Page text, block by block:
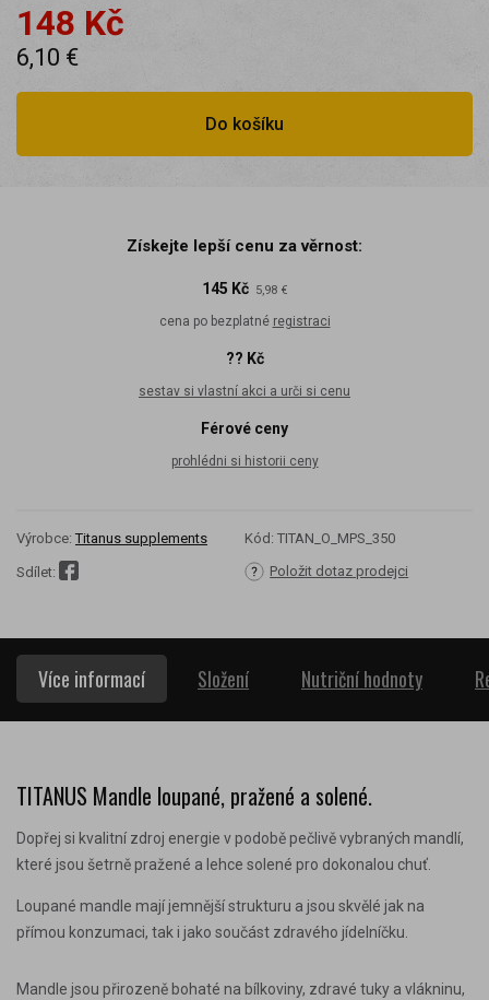
148 Kč
6,10 €
Do košíku
Získejte lepší cenu za věrnost:
145 Kč 5,98 €
cena po bezplatné registraci
?? Kč
sestav si vlastní akci a urči si cenu
Férové ceny
prohlédni si historii ceny
Výrobce: Titanus supplements Kód: TITAN_O_MPS_350
Sdílet: Položit dotaz prodejci
Více informací Složení Nutriční hodnoty
TITANUS Mandle loupané, pražené a solené.
Dopřej si kvalitní zdroj energie v podobě pečlivě vybraných mandlí,
které jsou šetrně pražené a lehce solené pro dokonalou chuť.
Loupané mandle mají jemnější strukturu a jsou skvělé jak na
přímou konzumaci, tak i jako součást zdravého jídelníčku.
Mandle jsou přirozeně bohaté na bílkoviny, zdravé tuky a vlákninu,